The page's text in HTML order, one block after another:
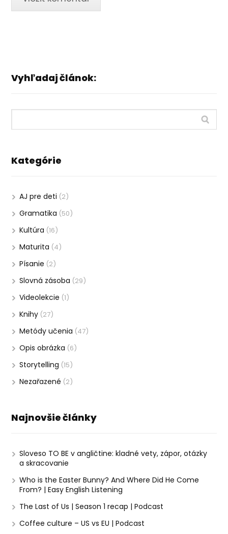
Vyhľadaj článok:
Kategórie
AJ pre deti (2)
Gramatika (50)
Kultúra (16)
Maturita (4)
Písanie (2)
Slovná zásoba (29)
Videolekcie (1)
Knihy (27)
Metódy učenia (47)
Opis obrázka (6)
Storytelling (15)
Nezařazené (2)
Najnovšie články
Sloveso TO BE v angličtine: kladné vety, zápor, otázky
a skracovanie
Who is the Easter Bunny? And Where Did He Come
From? | Easy English Listening
The Last of Us | Season 1 recap | Podcast
Coffee culture – US vs EU | Podcast